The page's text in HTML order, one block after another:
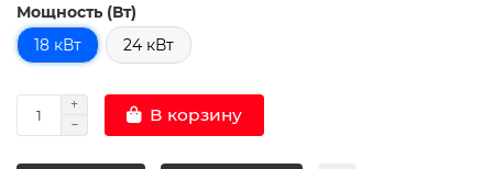
Мощность (Вт)
18 кВт
24 кВт
В корзину